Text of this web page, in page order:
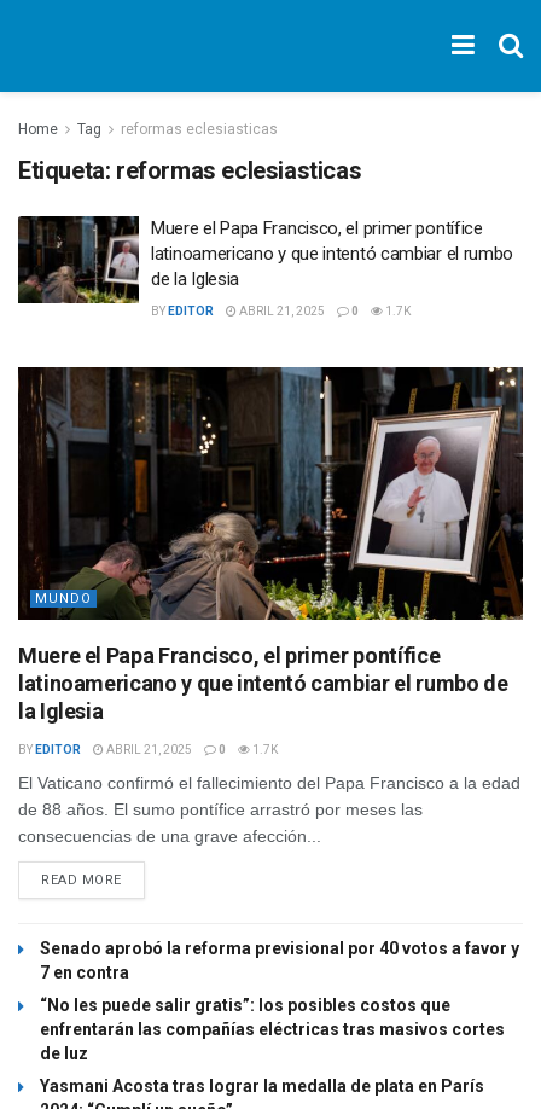
Home Tag reformas eclesiasticas
Etiqueta: reformas eclesiasticas
Muere el Papa Francisco, el primer pontífice
latinoamericano y que intentó cambiar el rumbo
de la Iglesia
BY EDITOR ABRIL 21, 2025 0 1.7K
MUNDO
Muere el Papa Francisco, el primer pontífice
latinoamericano y que intentó cambiar el rumbo de
la Iglesia
BY EDITOR ABRIL 21, 2025 0 1.7K
El Vaticano confirmó el fallecimiento del Papa Francisco a la edad
de 88 años. El sumo pontífice arrastró por meses las
consecuencias de una grave afección...
READ MORE
Senado aprobó la reforma previsional por 40 votos a favor y
7 en contra
“No les puede salir gratis”: los posibles costos que
enfrentarán las compañías eléctricas tras masivos cortes
de luz
Yasmani Acosta tras lograr la medalla de plata en París